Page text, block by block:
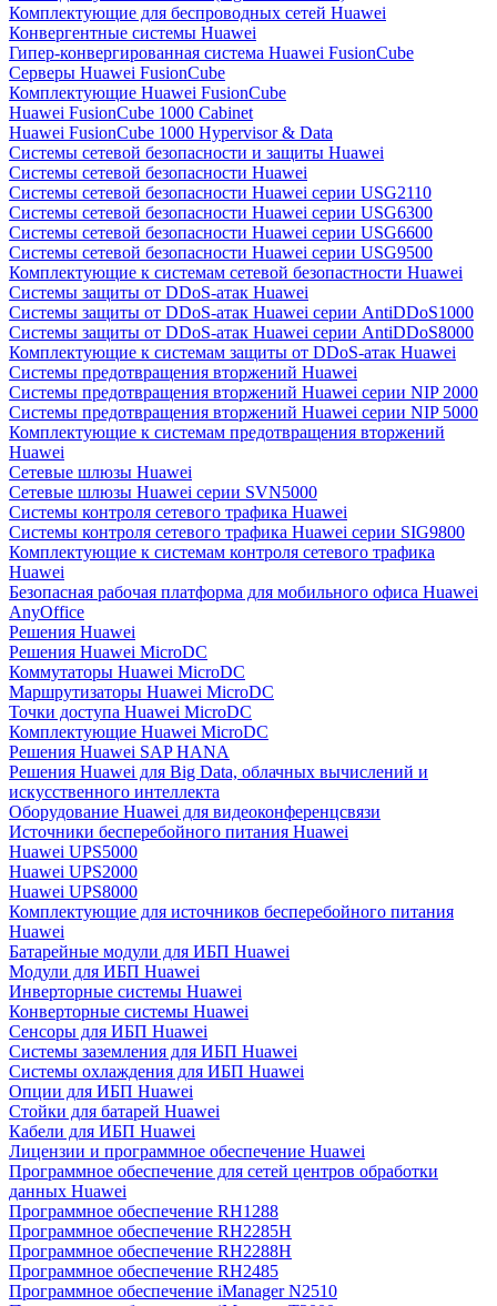
Комплектующие для беспроводных сетей Huawei
Конвергентные системы Huawei
Гипер-конвергированная система Huawei FusionCube
Серверы Huawei FusionCube
Комплектующие Huawei FusionCube
Huawei FusionCube 1000 Cabinet
Huawei FusionCube 1000 Hypervisor & Data
Системы сетевой безопасности и защиты Huawei
Системы сетевой безопасности Huawei
Системы сетевой безопасности Huawei серии USG2110
Системы сетевой безопасности Huawei серии USG6300
Системы сетевой безопасности Huawei серии USG6600
Системы сетевой безопасности Huawei серии USG9500
Комплектующие к системам сетевой безопастности Huawei
Системы защиты от DDoS-атак Huawei
Системы защиты от DDoS-атак Huawei серии AntiDDoS1000
Системы защиты от DDoS-атак Huawei серии AntiDDoS8000
Комплектующие к системам защиты от DDoS-атак Huawei
Системы предотвращения вторжений Huawei
Системы предотвращения вторжений Huawei серии NIP 2000
Системы предотвращения вторжений Huawei серии NIP 5000
Комплектующие к системам предотвращения вторжений
Huawei
Сетевые шлюзы Huawei
Сетевые шлюзы Huawei серии SVN5000
Системы контроля сетевого трафика Huawei
Системы контроля сетевого трафика Huawei серии SIG9800
Комплектующие к системам контроля сетевого трафика
Huawei
Безопасная рабочая платформа для мобильного офиса Huawei
AnyOffice
Решения Huawei
Решения Huawei MicroDC
Коммутаторы Huawei MicroDC
Маршрутизаторы Huawei MicroDC
Точки доступа Huawei MicroDC
Комплектующие Huawei MicroDC
Решения Huawei SAP HANA
Решения Huawei для Big Data, облачных вычислений и
искусственного интеллекта
Оборудование Huawei для видеоконференцсвязи
Источники бесперебойного питания Huawei
Huawei UPS5000
Huawei UPS2000
Huawei UPS8000
Комплектующие для источников бесперебойного питания
Huawei
Батарейные модули для ИБП Huawei
Модули для ИБП Huawei
Инверторные системы Huawei
Конверторные системы Huawei
Сенсоры для ИБП Huawei
Системы заземления для ИБП Huawei
Системы охлаждения для ИБП Huawei
Опции для ИБП Huawei
Стойки для батарей Huawei
Кабели для ИБП Huawei
Лицензии и программное обеспечение Huawei
Программное обеспечение для сетей центров обработки
данных Huawei
Программное обеспечение RH1288
Программное обеспечение RH2285H
Программное обеспечение RH2288H
Программное обеспечение RH2485
Программное обеспечение iManager N2510